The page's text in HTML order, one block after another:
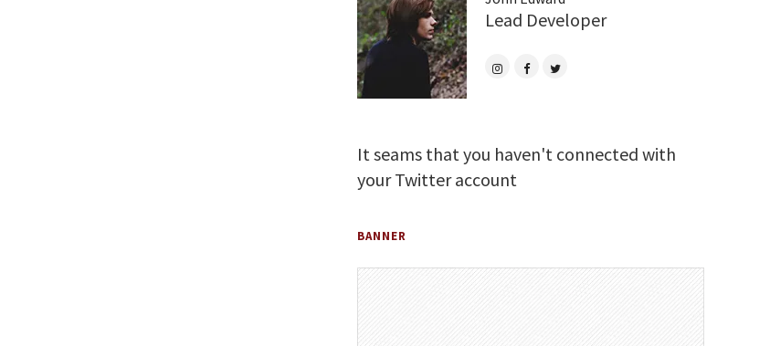
Lead Developer
It seams that you haven't connected with
your Twitter account
BANNER